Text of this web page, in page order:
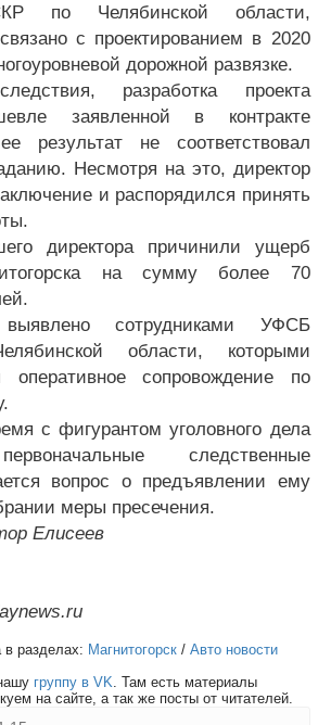
по Челябинской области,
с проектированием в 2020
дорожной развязке.
разработка проекта
заявленной в контракте
результат не соответствовал
Несмотря на это, директор
и распорядился принять
директора причинили ущерб
на сумму более 70
выявлено сотрудниками УФСБ
области, которыми
оперативное сопровождение по
с фигурантом уголовного дела
следственные
вопрос о предъявлении ему
меры пресечения.
Елисеев
в разделах: Магнитогорск / Авто новости
группу в VK . Там есть материалы
на сайте, а так же посты от читателей.